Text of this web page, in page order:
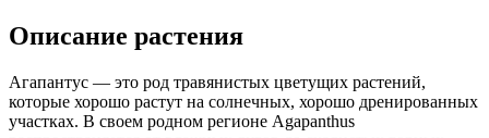
Описание растения
Агапантус — это род травянистых цветущих растений,
которые хорошо растут на солнечных, хорошо дренированных
участках. В своем родном регионе Agapanthus